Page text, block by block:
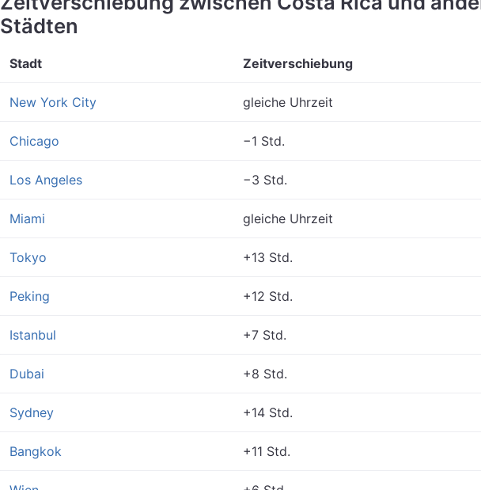
Städten
Stadt Zeitverschiebung
New York City gleiche Uhrzeit
Chicago −1 Std.
Los Angeles −3 Std.
Miami gleiche Uhrzeit
Tokyo +13 Std.
Peking +12 Std.
Istanbul +7 Std.
Dubai +8 Std.
Sydney +14 Std.
Bangkok +11 Std.